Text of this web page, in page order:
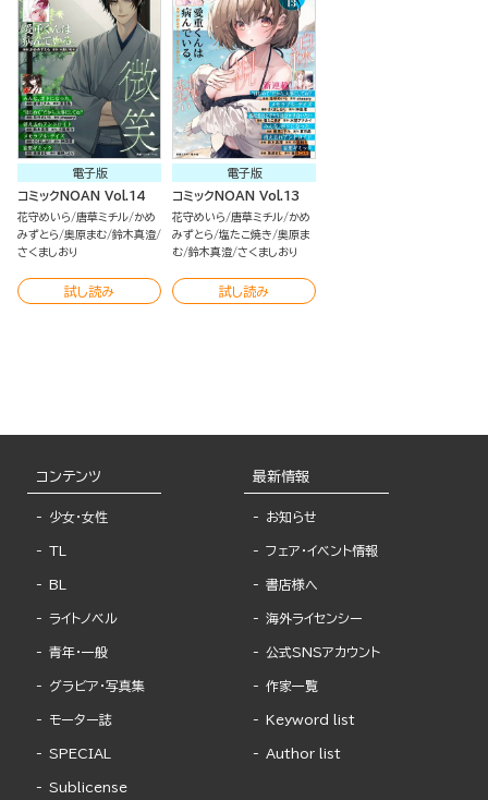
電子版
コミックNOAN Vol.14
花守めいら 唐草ミチル かめ
みずとら 奥原まむ 鈴木真澄
さくましおり
試し読み
電子版
コミックNOAN Vol.13
花守めいら 唐草ミチル かめ
みずとら 塩たこ焼き 奥原ま
む 鈴木真澄 さくましおり
試し読み
コンテンツ
少女・女性
TL
BL
ライトノベル
青年・一般
グラビア・写真集
モーター誌
SPECIAL
Sublicense
最新情報
お知らせ
フェア・イベント情報
書店様へ
海外ライセンシー
公式SNSアカウント
作家一覧
Keyword list
Author list